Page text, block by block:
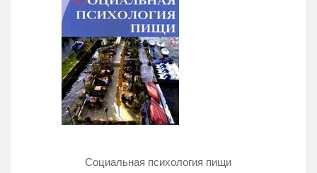
Социальная психология пищи